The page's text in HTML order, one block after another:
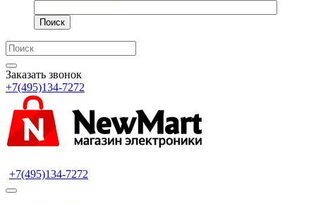
Поиск
Заказать звонок
+7(495)134-7272
+7(495)134-7272